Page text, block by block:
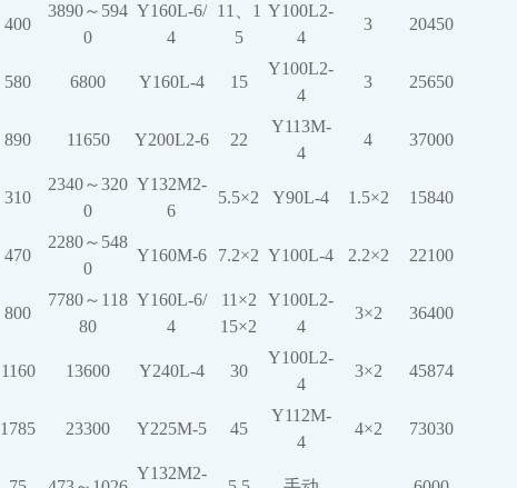
400
3890～594
0
Y160L-6/
4
11、1
5
Y100L2-
4
3 20450
580 6800 Y160L-4 15
Y100L2-
4
3 25650
890 11650 Y200L2-6 22
Y113M-
4
4 37000
310
2340～320
0
Y132M2-
6
5.5×2 Y90L-4 1.5×2 15840
470
2280～548
0
Y160M-6 7.2×2 Y100L-4 2.2×2 22100
800
7780～118
80
Y160L-6/
4
11×2
15×2
Y100L2-
4
3×2 36400
1160 13600 Y240L-4 30
Y100L2-
4
3×2 45874
1785 23300 Y225M-5 45
Y112M-
4
4×2 73030
Y132M2-